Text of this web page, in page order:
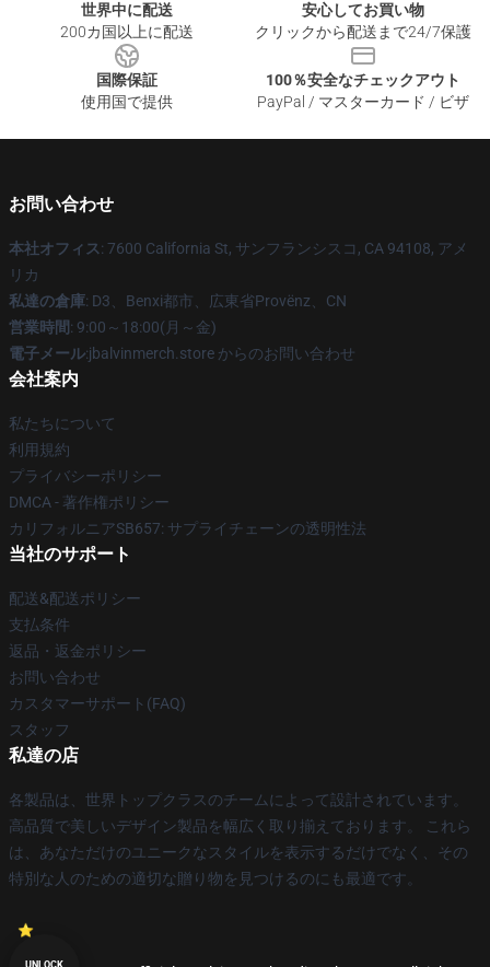
世界中に配送
200カ国以上に配送
安心してお買い物
クリックから配送まで24/7保護
国際保証
使用国で提供
100％安全なチェックアウト
PayPal / マスターカード / ビザ
お問い合わせ
本社オフィス: 7600 California St, サンフランシスコ, CA 94108, アメ
リカ
私達の倉庫: D3、Benxi都市、広東省Provënz、CN
営業時間: 9:00～18:00(月～金)
電子メール:jbalvinmerch.store からのお問い合わせ
会社案内
私たちについて
利用規約
プライバシーポリシー
DMCA - 著作権ポリシー
カリフォルニアSB657: サプライチェーンの透明性法
当社のサポート
配送&配送ポリシー
支払条件
返品・返金ポリシー
お問い合わせ
カスタマーサポート(FAQ)
スタッフ
私達の店
各製品は、世界トップクラスのチームによって設計されています。
高品質で美しいデザイン製品を幅広く取り揃えております。 これら
は、あなただけのユニークなスタイルを表示するだけでなく、その
特別な人のための適切な贈り物を見つけるのにも最適です。
UNLOCK